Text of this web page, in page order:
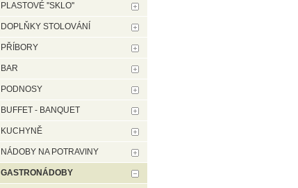
PLASTOVÉ ''SKLO''
DOPLŇKY STOLOVÁNÍ
PŘÍBORY
BAR
PODNOSY
BUFFET - BANQUET
KUCHYNĚ
NÁDOBY NA POTRAVINY
GASTRONÁDOBY